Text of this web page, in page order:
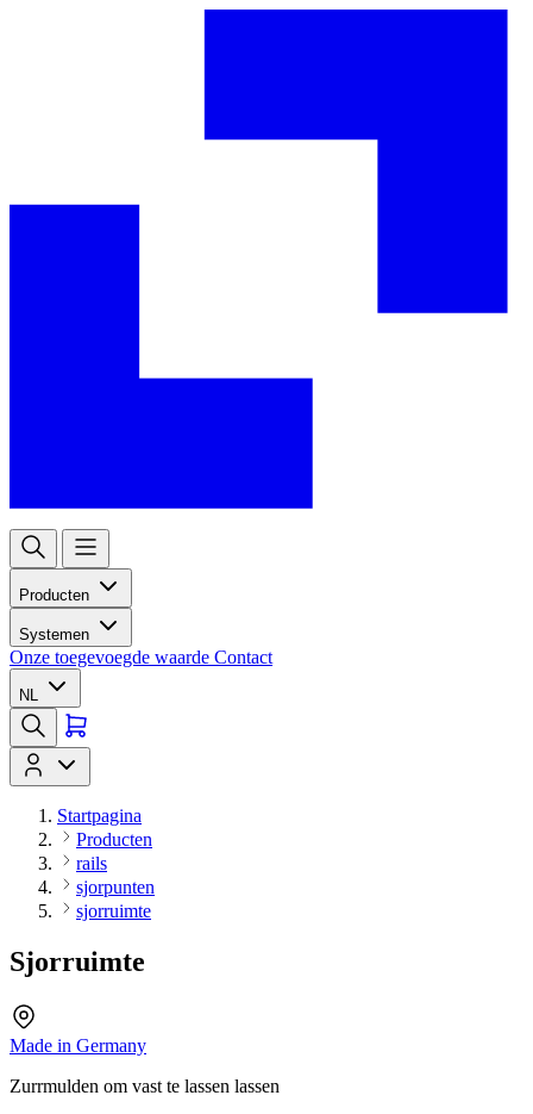
Producten
Systemen
Onze toegevoegde waarde Contact
NL
Startpagina
Producten
rails
sjorpunten
sjorruimte
Sjorruimte
Made in Germany
Zurrmulden om vast te lassen lassen